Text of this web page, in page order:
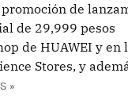
de
de 29,999 pesos
de HUAWEI y en
Stores, y
»